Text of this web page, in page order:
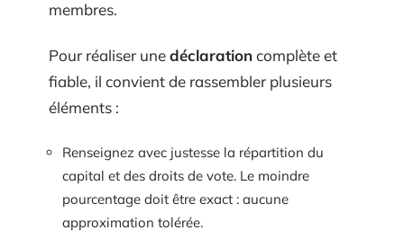
membres.
Pour réaliser unedéclarationcomplète et
fiable, il convient de rassembler plusieurs
éléments :
Renseignez avec justesse la répartition du
capital et des droits de vote. Le moindre
pourcentage doit être exact : aucune
approximation tolérée.